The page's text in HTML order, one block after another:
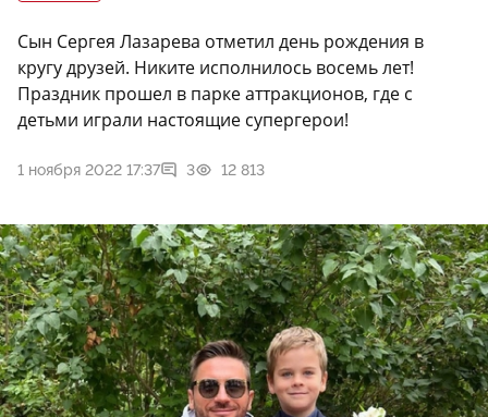
Сын Сергея Лазарева отметил день рождения в
кругу друзей. Никите исполнилось восемь лет!
Праздник прошел в парке аттракционов, где с
детьми играли настоящие супергерои!
1 ноября 2022 17:37 3 12 813